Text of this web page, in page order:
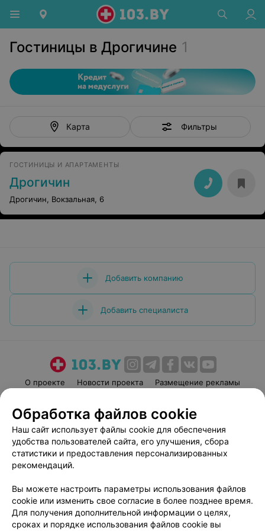
Гостиницы в Дрогичине 1
Карта Фильтры
ГОСТИНИЦЫ И АПАРТАМЕНТЫ
Дрогичин
Дрогичин, Вокзальная, 6
Добавить компанию
Добавить специалиста
О проекте Новости проекта
Размещение рекламы
Пользовательское соглашение
Способы оплаты
Вакансии
Партнеры
Написать руководителю 103.by
Обработка персональных данных
Обработка файлов cookie
Наш сайт использует файлы cookie для обеспечения
удобства пользователей сайта, его улучшения, сбора
статистики и предоставления персонализированных
рекомендаций.
Вы можете настроить параметры использования файлов
cookie или изменить свое согласие в более позднее время.
Для получения дополнительной информации о целях,
сроках и порядке использования файлов cookie вы